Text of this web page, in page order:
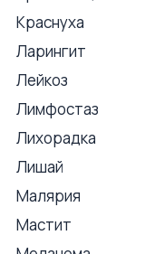
Краснуха
Ларингит
Лейкоз
Лимфостаз
Лихорадка
Лишай
Малярия
Мастит